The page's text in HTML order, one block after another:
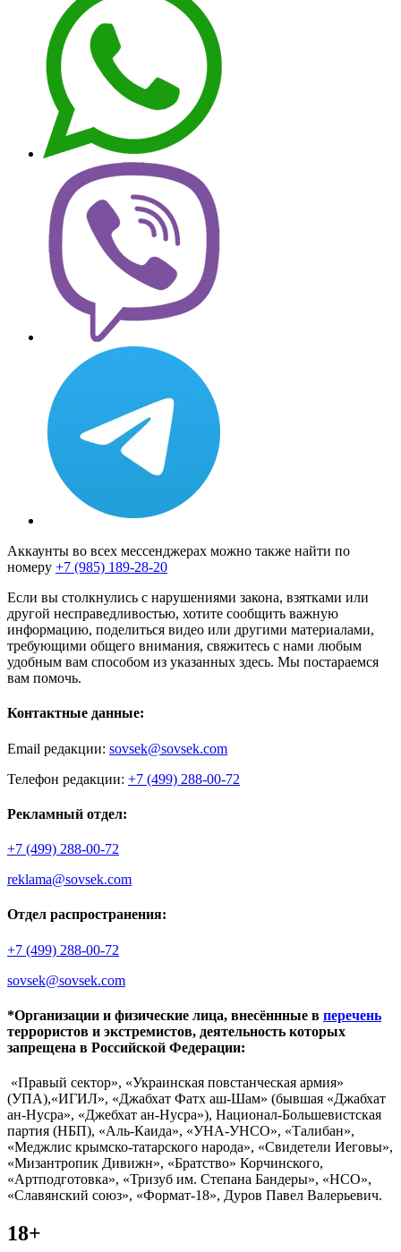
Аккаунты во всех мессенджерах можно также найти по
номеру +7 (985) 189-28-20
Если вы столкнулись с нарушениями закона, взятками или
другой несправедливостью, хотите сообщить важную
информацию, поделиться видео или другими материалами,
требующими общего внимания, свяжитесь с нами любым
удобным вам способом из указанных здесь. Мы постараемся
вам помочь.
Контактные данные:
Email редакции: sovsek@sovsek.com
Телефон редакции: +7 (499) 288-00-72
Рекламный отдел:
+7 (499) 288-00-72
reklama@sovsek.com
Отдел распространения:
+7 (499) 288-00-72
sovsek@sovsek.com
*Организации и физические лица, внесённные в перечень
террористов и экстремистов, деятельность которых
запрещена в Российской Федерации:
«Правый сектор», «Украинская повстанческая армия»
(УПА),«ИГИЛ», «Джабхат Фатх аш-Шам» (бывшая «Джабхат
ан-Нусра», «Джебхат ан-Нусра»), Национал-Большевистская
партия (НБП), «Аль-Каида», «УНА-УНСО», «Талибан»,
«Меджлис крымско-татарского народа», «Свидетели Иеговы»,
«Мизантропик Дивижн», «Братство» Корчинского,
«Артподготовка», «Тризуб им. Степана Бандеры», «НСО»,
«Славянский союз», «Формат-18», Дуров Павел Валерьевич.
18+